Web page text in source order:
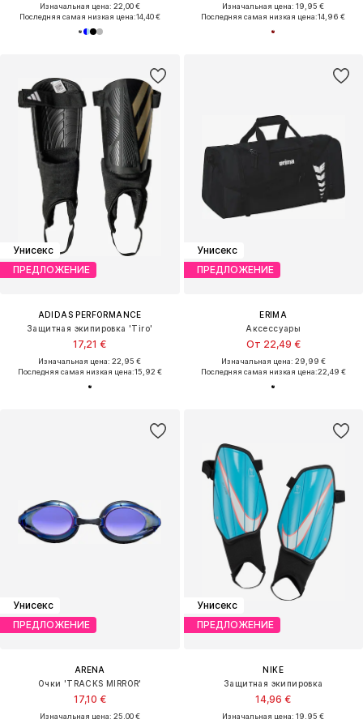
Изначальная цена: 22,00 €
Последняя самая низкая цена:14,40 €
Изначальная цена: 19,95 €
Последняя самая низкая цена:14,96 €
Унисекс
ПРЕДЛОЖЕНИЕ
ADIDAS PERFORMANCE
Защитная экипировка 'Tiro'
17,21 €
Изначальная цена: 22,95 €
Последняя самая низкая цена:15,92 €
Унисекс
ПРЕДЛОЖЕНИЕ
ERIMA
Аксессуары
От 22,49 €
Изначальная цена: 29,99 €
Последняя самая низкая цена:22,49 €
Унисекс
ПРЕДЛОЖЕНИЕ
ARENA
Очки 'TRACKS MIRROR'
17,10 €
Изначальная цена: 25,00 €
Унисекс
ПРЕДЛОЖЕНИЕ
NIKE
Защитная экипировка
14,96 €
Изначальная цена: 19,95 €